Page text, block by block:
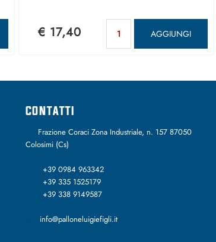
€ 17,40 AGGIUNGI
CONTATTI
Frazione Coraci Zona Industriale, n. 157 87050
Colosimi (Cs)
+39 0984 963342
+39 335 1525179
+39 338 9149587
info@palloneluigiefigli.it